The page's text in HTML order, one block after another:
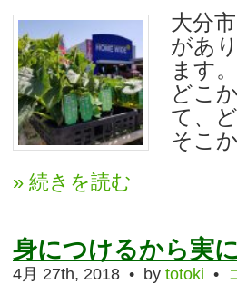
大分
があ
ます
どこ
て、
そこ
» 続きを読む
身につけるから実
4月 27th, 2018 • by totoki •